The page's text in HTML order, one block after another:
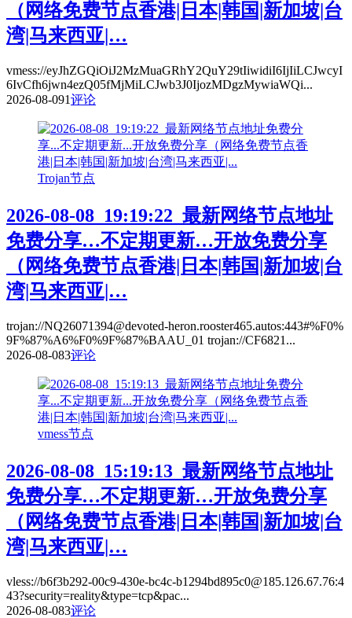
（网络免费节点香港|日本|韩国|新加坡|台
湾|马来西亚|…
vmess://eyJhZGQiOiJ2MzMuaGRhY2QuY29tIiwidiI6IjIiLCJwcyI
6IvCfh6jwn4ezQ05fMjMiLCJwb3J0IjozMDgzMywiaWQi...
2026-08-091评论
Trojan节点
2026-08-08_19:19:22_最新网络节点地址
免费分享…不定期更新…开放免费分享
（网络免费节点香港|日本|韩国|新加坡|台
湾|马来西亚|…
trojan://NQ26071394@devoted-heron.rooster465.autos:443#%F0%
9F%87%A6%F0%9F%87%BAAU_01 trojan://CF6821...
2026-08-083评论
vmess节点
2026-08-08_15:19:13_最新网络节点地址
免费分享…不定期更新…开放免费分享
（网络免费节点香港|日本|韩国|新加坡|台
湾|马来西亚|…
vless://b6f3b292-00c9-430e-bc4c-b1294bd895c0@185.126.67.76:4
43?security=reality&type=tcp&pac...
2026-08-083评论